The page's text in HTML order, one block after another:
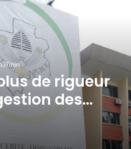
de rigueur
des
d’Affectation